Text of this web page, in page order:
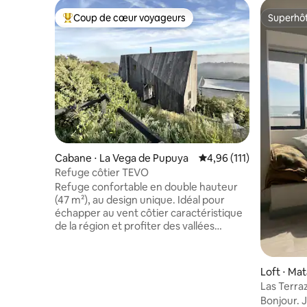
Coups de cœur voyageurs les plus appréciés
Coup de cœur voyageurs
Cabane ⋅ La Vega de Pupuya Évaluation moyenne
4,96 (111)
Refuge côtier TEVO
Refuge confortable en double hauteur
(47 m²), au design unique. Idéal pour
échapper au vent côtier caractéristique
de la région et profiter des vallées
Loft ⋅
Las
Bonjour.